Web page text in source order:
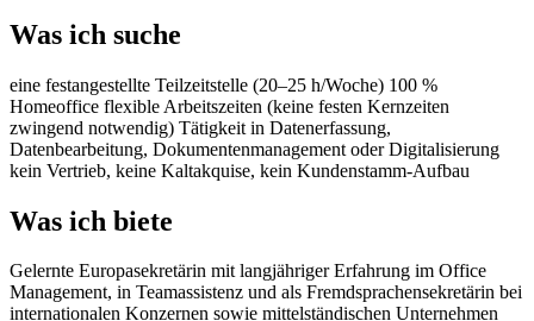
Was ich suche
eine festangestellte Teilzeitstelle (20–25 h/Woche) 100 %
Homeoffice flexible Arbeitszeiten (keine festen Kernzeiten
zwingend notwendig) Tätigkeit in Datenerfassung,
Datenbearbeitung, Dokumentenmanagement oder Digitalisierung
kein Vertrieb, keine Kaltakquise, kein Kundenstamm-Aufbau
Was ich biete
Gelernte Europasekretärin mit langjähriger Erfahrung im Office
Management, in Teamassistenz und als Fremdsprachensekretärin bei
internationalen Konzernen sowie mittelständischen Unternehmen